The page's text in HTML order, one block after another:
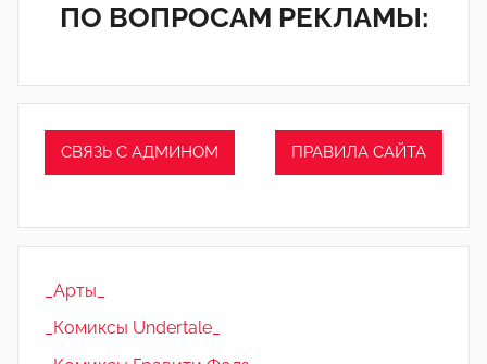
ПО ВОПРОСАМ РЕКЛАМЫ:
СВЯЗЬ С АДМИНОМ ПРАВИЛА САЙТА
_Арты_
_Комиксы Undertale_